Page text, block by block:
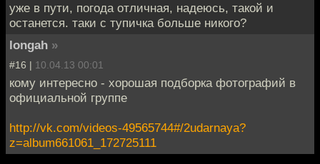
уже в пути, погода отличная, надеюсь, такой и
останется. таки с тупичка больше никого?
longah »
#16 | 10.04.13 00:01
кому интересно - хорошая подборка фотографий в
официальной группе
http://vk.com/videos-49565744#/2udarnaya?
z=album661061_172725111